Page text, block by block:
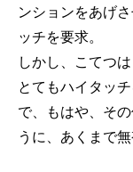
ンションをあげ
ッチを要求。
しかし、こてつ
とてもハイタッ
で、もはや、そ
うに、あくまで